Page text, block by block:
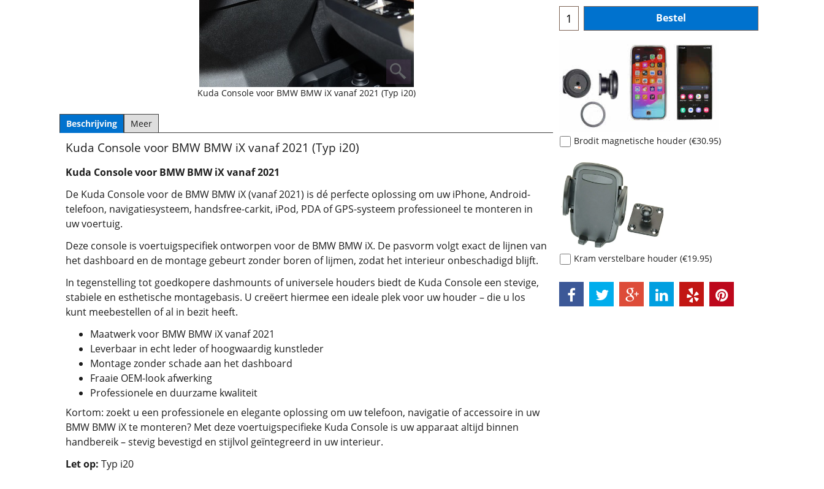
Kuda Console voor BMW BMW iX vanaf 2021 (Typ i20)
Bestel
Brodit magnetische houder (€30.95)
Kram verstelbare houder (€19.95)
Beschrijving Meer
Kuda Console voor BMW BMW iX vanaf 2021 (Typ i20)
Kuda Console voor BMW BMW iX vanaf 2021
De Kuda Console voor de BMW BMW iX (vanaf 2021) is dé perfecte oplossing om uw iPhone, Android-
telefoon, navigatiesysteem, handsfree-carkit, iPod, PDA of GPS-systeem professioneel te monteren in
uw voertuig.
Deze console is voertuigspecifiek ontworpen voor de BMW BMW iX. De pasvorm volgt exact de lijnen van
het dashboard en de montage gebeurt zonder boren of lijmen, zodat het interieur onbeschadigd blijft.
In tegenstelling tot goedkopere dashmounts of universele houders biedt de Kuda Console een stevige,
stabiele en esthetische montagebasis. U creëert hiermee een ideale plek voor uw houder – die u los
kunt meebestellen of al in bezit heeft.
Maatwerk voor BMW BMW iX vanaf 2021
Leverbaar in echt leder of hoogwaardig kunstleder
Montage zonder schade aan het dashboard
Fraaie OEM-look afwerking
Professionele en duurzame kwaliteit
Kortom: zoekt u een professionele en elegante oplossing om uw telefoon, navigatie of accessoire in uw
BMW BMW iX te monteren? Met deze voertuigspecifieke Kuda Console is uw apparaat altijd binnen
handbereik – stevig bevestigd en stijlvol geïntegreerd in uw interieur.
Let op: Typ i20